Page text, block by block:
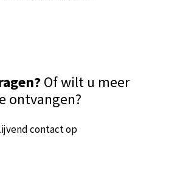
Of wilt u meer
ontvangen?
contact op